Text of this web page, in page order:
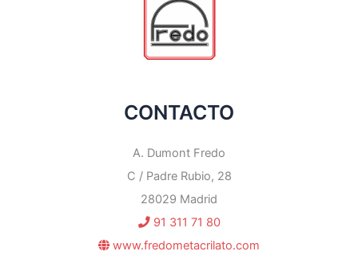
CONTACTO
A. Dumont Fredo
C / Padre Rubio, 28
28029 Madrid
91 311 71 80
www.fredometacrilato.com